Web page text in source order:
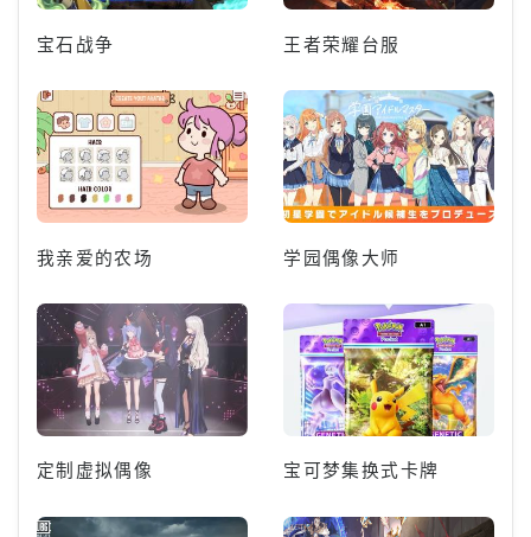
宝石战争 王者荣耀台服
我亲爱的农场 学园偶像大师
定制虚拟偶像 宝可梦集换式卡牌